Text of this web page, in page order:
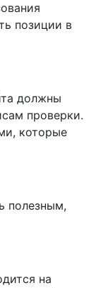
позиции в
должны
проверки.
которые
полезным,
на